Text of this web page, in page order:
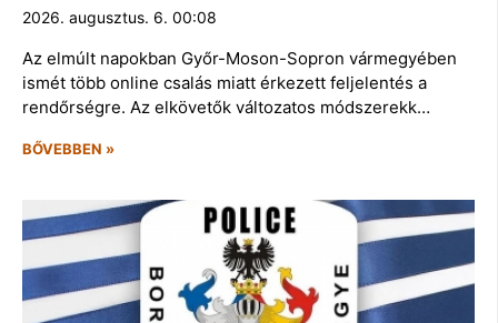
2026. augusztus. 6. 00:08
Az elmúlt napokban Győr-Moson-Sopron vármegyében
ismét több online csalás miatt érkezett feljelentés a
rendőrségre. Az elkövetők változatos módszerekk…
BŐVEBBEN »